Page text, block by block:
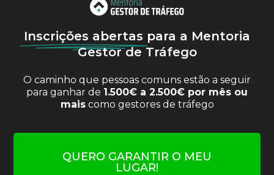
Inscrições abertas para a Mentoria
Gestor de Tráfego
O caminho que pessoas comuns estão a seguir
para ganhar de 1.500€ a 2.500€ por mês ou
maiscomo gestores de tráfego
QUERO GARANTIR O MEU
LUGAR!